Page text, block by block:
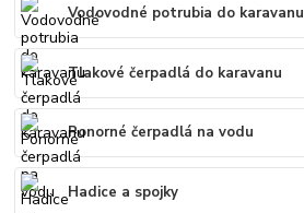
Vodovodné potrubia do karavanu
Tlakové čerpadlá do karavanu
Ponorné čerpadlá na vodu
Hadice a spojky